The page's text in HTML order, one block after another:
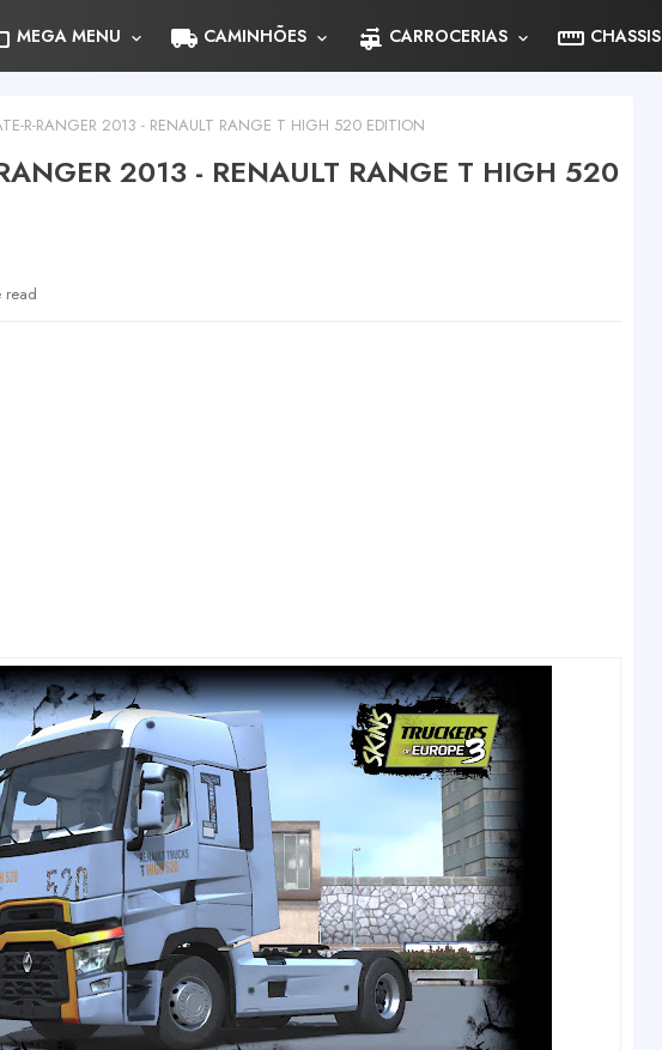
MEGA MENU local_shipping CAMINHÕES rv_hookup CARROCERIAS straighten CHASSIS
R-RANGER 2013 - RENAULT RANGE T HIGH 520 EDITION
2013 - RENAULT RANGE T HIGH 520
read